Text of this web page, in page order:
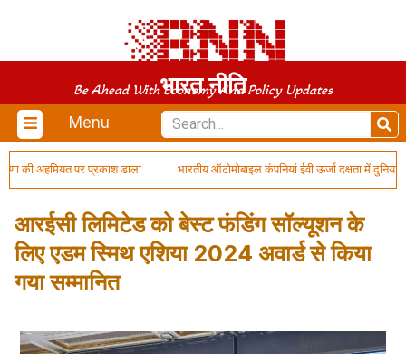
भारत नीति
Be Ahead With Economy And Policy Updates
Menu
की अहमियत पर प्रकाश डाला भारतीय ऑटोमोबाइल कंपनियां ईवी ऊर्जा दक्षता में दुनिया
आरईसी लिमिटेड को बेस्ट फंडिंग सॉल्यूशन के
लिए एडम स्मिथ एशिया 2024 अवार्ड से किया
गया सम्मानित